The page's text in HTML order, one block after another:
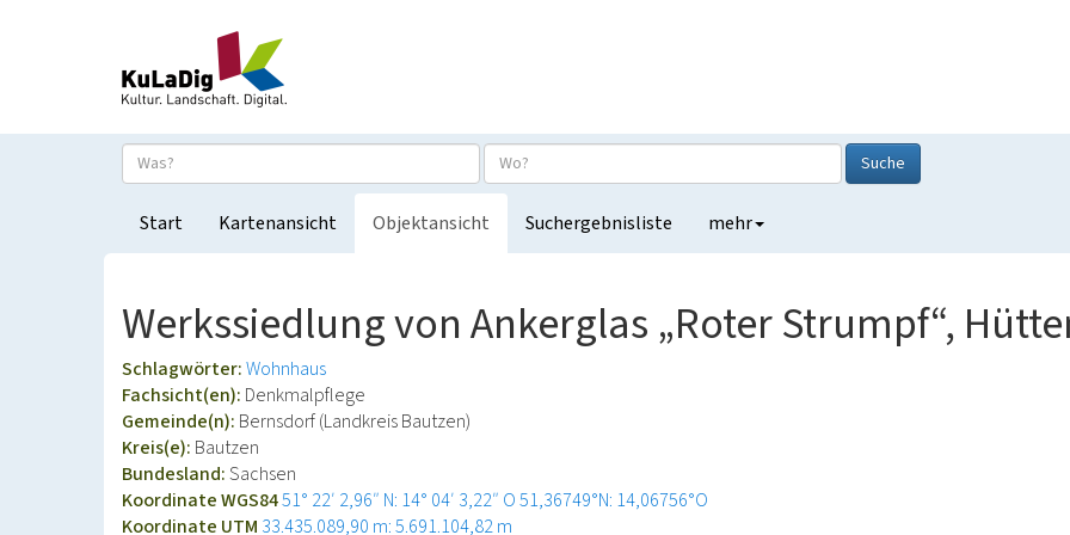
Suche
Start Kartenansicht Objektansicht Suchergebnisliste mehr
Werkssiedlung von Ankerglas „Roter Strumpf“,
Schlagwörter:Wohnhaus
Fachsicht(en): Denkmalpflege
Gemeinde(n): Bernsdorf (Landkreis Bautzen)
Kreis(e): Bautzen
Bundesland:Sachsen
Koordinate WGS8451° 22′ 2,96″ N: 14° 04′ 3,22″ O51,36749°N: 14,06756°O
Koordinate UTM 33.435.089,90 m: 5.691.104,82 m